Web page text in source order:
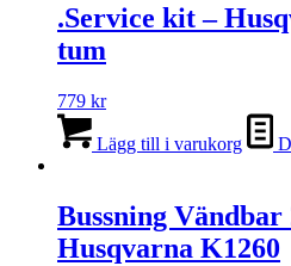
.Service kit –
tum
779 kr
Lägg till i varukorg
Bussning Vändbar
Husqvarna K1260